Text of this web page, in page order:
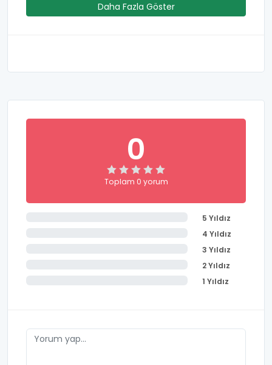
Daha Fazla Göster
0
Toplam 0 yorum
5 Yıldız
4 Yıldız
3 Yıldız
2 Yıldız
1 Yıldız